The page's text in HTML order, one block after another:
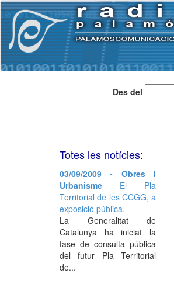
Des del
Totes les notícies:
03/09/2009 - Obres i
Urbanisme El Pla
Territorial de les CCGG, a
exposició pública.
La Generalitat de
Catalunya ha iniciat la
fase de consulta pública
del futur Pla Territorial
de...